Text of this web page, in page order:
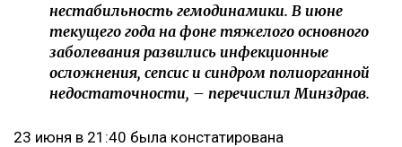
нестабильность гемодинамики. В июне
текущего года на фоне тяжелого основного
заболевания развились инфекционные
осложнения, сепсис и синдром полиорганной
недостаточности, – перечислил Минздрав.
23 июня в 21:40 была констатирована